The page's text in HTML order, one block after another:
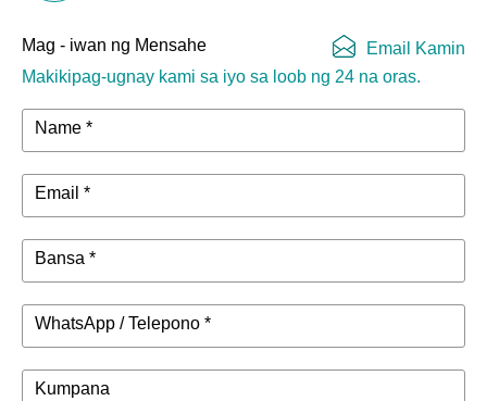
Mag - iwan ng Mensahe
Makikipag-ugnay kami sa iyo sa loob ng 24 na oras.
Email Kamin
Name *
Email *
Bansa *
WhatsApp / Telepono *
Kumpana